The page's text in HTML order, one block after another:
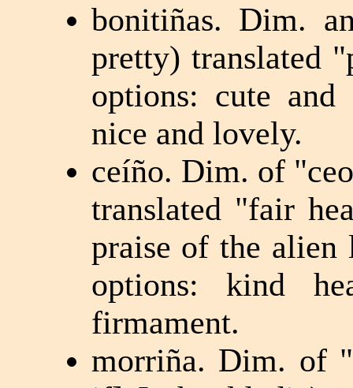
bonitiñas. Dim.
pretty) translated
options: cute and
nice and lovely.
ceíño. Dim. of
translated "fair
praise of the alien
options: kind
firmament.
morriña. Dim. of